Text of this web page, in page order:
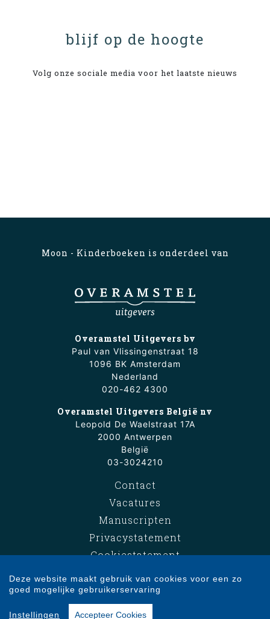
blijf op de hoogte
Volg onze sociale media voor het laatste nieuws
Moon - Kinderboeken is onderdeel van
Overamstel Uitgevers bv
Paul van Vlissingenstraat 18
1096 BK Amsterdam
Nederland
020-462 4300
Overamstel Uitgevers België nv
Leopold De Waelstraat 17A
2000 Antwerpen
België
03-3024210
Contact
Vacatures
Manuscripten
Privacystatement
Cookiestatement
Copyright © 2007-2026 Overamstel Uitgevers - Alle rechten voorbehouden -
Deze website maakt gebruik van cookies voor een zo
goed mogelijke gebruikerservaring
Instellingen Accepteer Cookies